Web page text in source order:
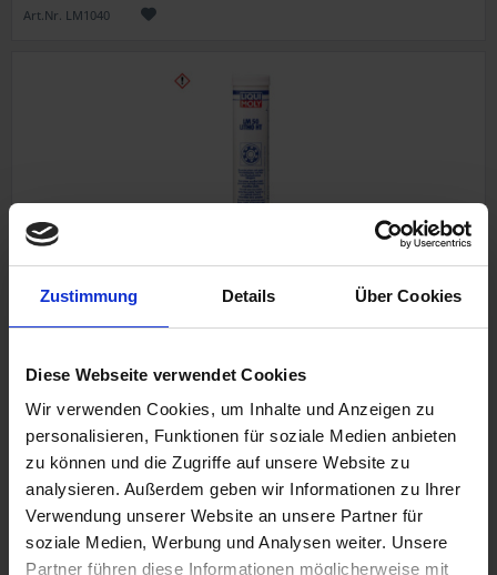
Zustimmung Details Über Cookies
Diese Webseite verwendet Cookies
Wir verwenden Cookies, um Inhalte und Anzeigen zu
personalisieren, Funktionen für soziale Medien anbieten
zu können und die Zugriffe auf unsere Website zu
analysieren. Außerdem geben wir Informationen zu Ihrer
Verwendung unserer Website an unsere Partner für
soziale Medien, Werbung und Analysen weiter. Unsere
Partner führen diese Informationen möglicherweise mit
Art.Nr. LM1040
Höchstleistungsfett
18,50 €
inkl. ges. USt., zzgl. Versandkosten
Art.Nr. LM3406